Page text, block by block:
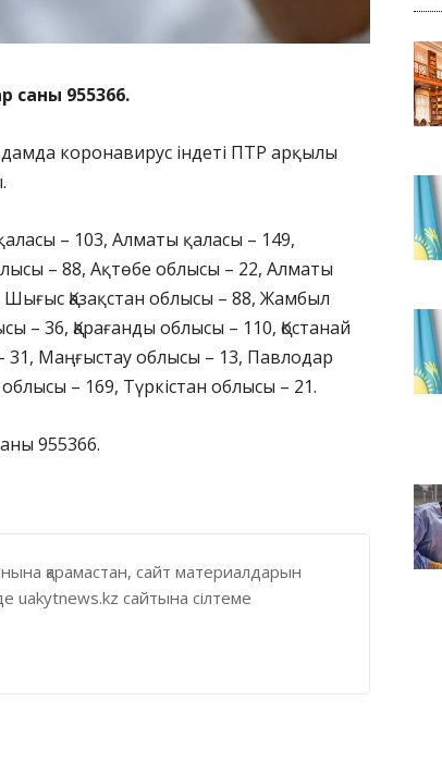
955366.
коронавирус індеті ПТР арқылы
– 103, Алматы қаласы – 149,
– 88, Ақтөбе облысы – 22, Алматы
Қазақстан облысы – 88, Жамбыл
– 36, Қарағанды облысы – 110, Қостанай
31, Маңғыстау облысы – 13, Павлодар
– 169, Түркістан облысы – 21.
955366.
қарамастан, сайт материалдарын
uakytnews.kz сайтына сілтеме